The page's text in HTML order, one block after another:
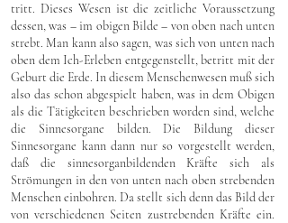
tritt. Dieses Wesen ist die zeitliche Voraussetzung
dessen, was – im obigen Bilde – von oben nach unten
strebt. Man kann also sagen, was sich von unten nach
oben dem Ich-Erleben entgegenstellt, betritt mit der
Geburt die Erde. In diesem Menschenwesen muß sich
also das schon abgespielt haben, was in dem Obigen
als die Tätigkeiten beschrieben worden sind, welche
die Sinnesorgane bilden. Die Bildung dieser
Sinnesorgane kann dann nur so vorgestellt werden,
daß die sinnesorganbildenden Kräfte sich als
Strömungen in den von unten nach oben strebenden
Menschen einbohren. Da stellt sich denn das Bild der
von verschiedenen Seiten zustrebenden Kräfte ein.